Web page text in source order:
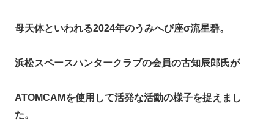
母天体といわれる2024年のうみへび座σ流星群。
浜松スペースハンタークラブの会員の古知辰郎氏が
ATOMCAMを使用して活発な活動の様子を捉えまし
た。